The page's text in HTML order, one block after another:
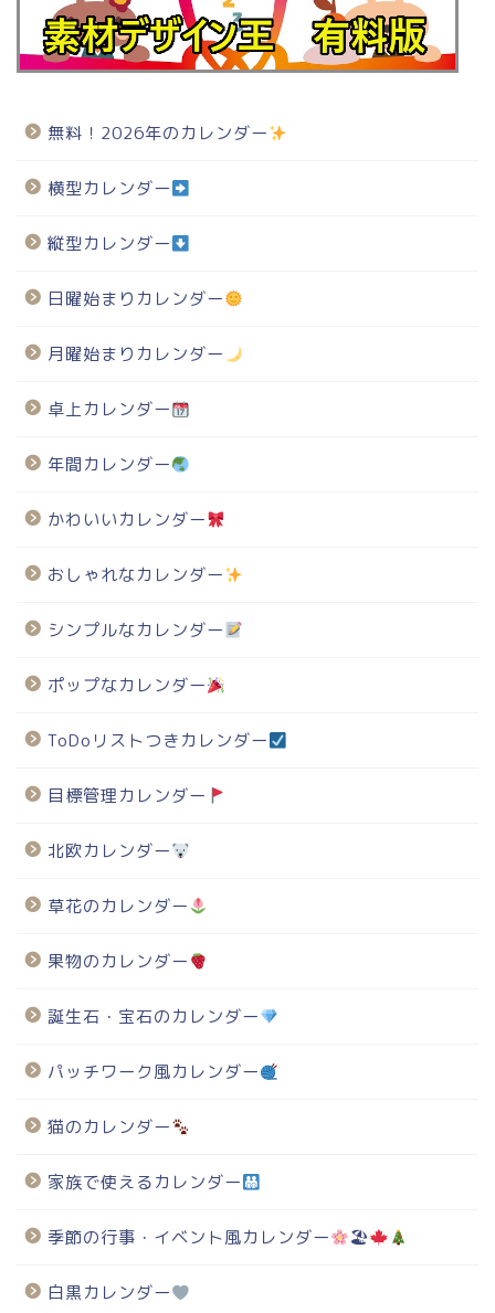
無料！2026年のカレンダー
横型カレンダー
縦型カレンダー
日曜始まりカレンダー
月曜始まりカレンダー
卓上カレンダー
年間カレンダー
かわいいカレンダー
おしゃれなカレンダー
シンプルなカレンダー
ポップなカレンダー
ToDoリストつきカレンダー
目標管理カレンダー
北欧カレンダー
草花のカレンダー
果物のカレンダー
誕生石・宝石のカレンダー
パッチワーク風カレンダー
猫のカレンダー
家族で使えるカレンダー
季節の行事・イベント風カレンダー 🏖
白黒カレンダー